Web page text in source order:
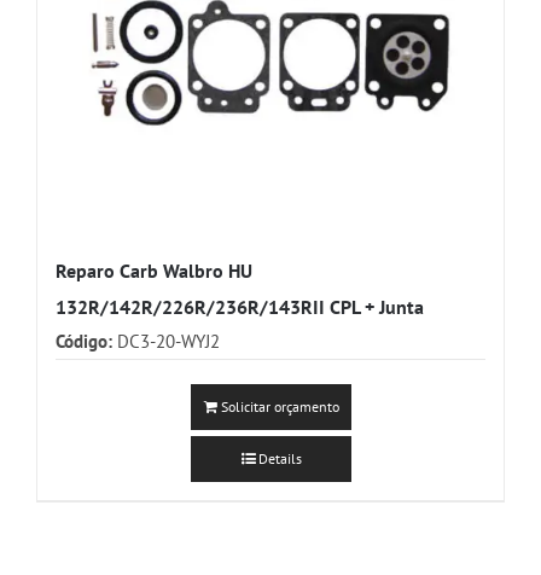
Reparo Carb Walbro HU
132R/142R/226R/236R/143RII CPL + Junta
Código: DC3-20-WYJ2
Solicitar orçamento
Details